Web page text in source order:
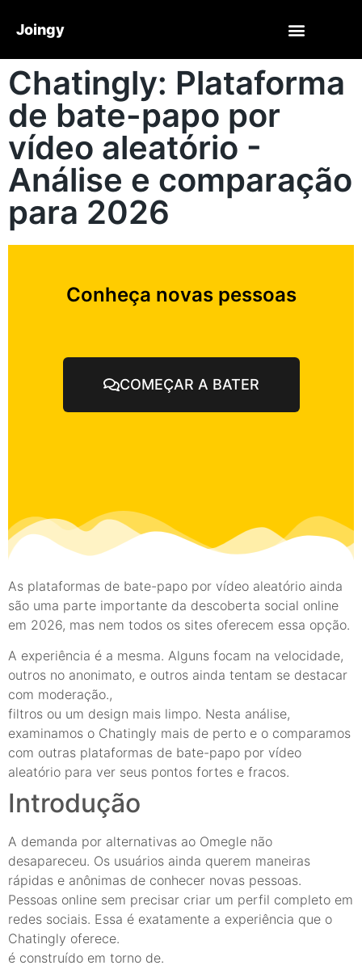
Joingy
Chatingly: Plataforma
de bate-papo por
vídeo aleatório -
Análise e comparação
para 2026
Conheça novas pessoas
COMEÇAR A BATER
As plataformas de bate-papo por vídeo aleatório ainda
são uma parte importante da descoberta social online
em 2026, mas nem todos os sites oferecem essa opção.
A experiência é a mesma. Alguns focam na velocidade,
outros no anonimato, e outros ainda tentam se destacar
com moderação.,
filtros ou um design mais limpo. Nesta análise,
examinamos o Chatingly mais de perto e o comparamos
com outras plataformas de bate-papo por vídeo
aleatório para ver seus pontos fortes e fracos.
Introdução
A demanda por alternativas ao Omegle não
desapareceu. Os usuários ainda querem maneiras
rápidas e anônimas de conhecer novas pessoas.
Pessoas online sem precisar criar um perfil completo em
redes sociais. Essa é exatamente a experiência que o
Chatingly oferece.
é construído em torno de.